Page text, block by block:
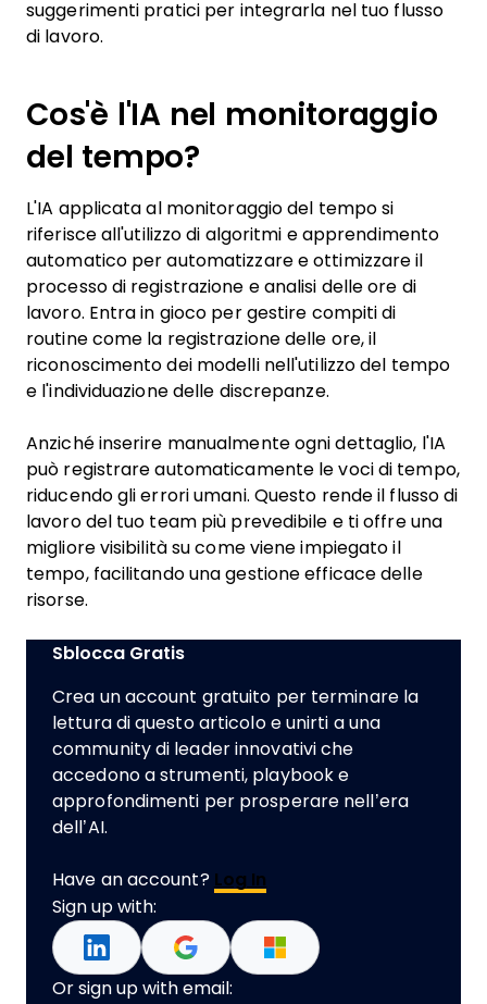
suggerimenti pratici per integrarla nel tuo flusso
di lavoro.
Cos'è l'IA nel monitoraggio
del tempo?
L'IA applicata al monitoraggio del tempo si
riferisce all'utilizzo di algoritmi e apprendimento
automatico per automatizzare e ottimizzare il
processo di registrazione e analisi delle ore di
lavoro. Entra in gioco per gestire compiti di
routine come la registrazione delle ore, il
riconoscimento dei modelli nell'utilizzo del tempo
e l'individuazione delle discrepanze.
Anziché inserire manualmente ogni dettaglio, l'IA
può registrare automaticamente le voci di tempo,
riducendo gli errori umani. Questo rende il flusso di
lavoro del tuo team più prevedibile e ti offre una
migliore visibilità su come viene impiegato il
tempo, facilitando una gestione efficace delle
risorse.
Sblocca Gratis
Crea un account gratuito per terminare la
lettura di questo articolo e unirti a una
community di leader innovativi che
accedono a strumenti, playbook e
approfondimenti per prosperare nell’era
dell’AI.
Have an account? Log In
Sign up with:
Or sign up with email: